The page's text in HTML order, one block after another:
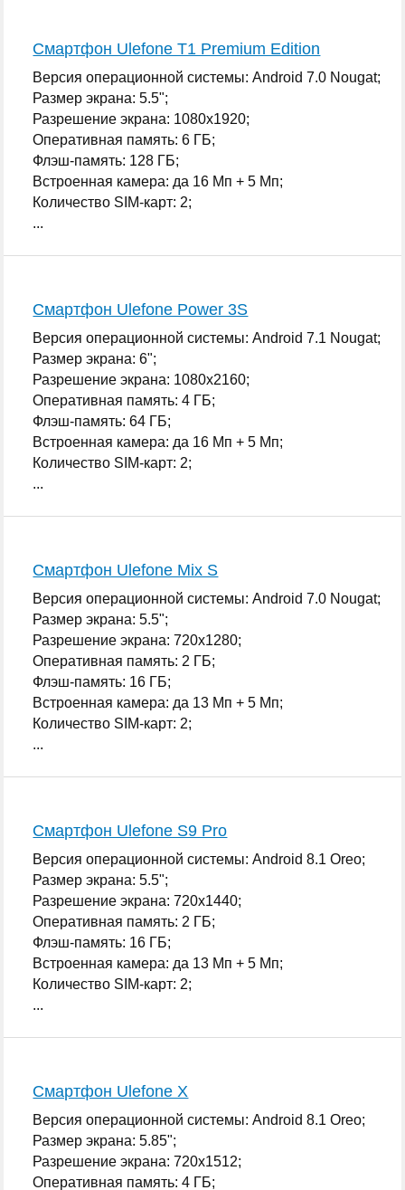
Смартфон Ulefone T1 Premium Edition
Версия операционной системы: Android 7.0 Nougat;
Размер экрана: 5.5";
Разрешение экрана: 1080x1920;
Оперативная память: 6 ГБ;
Флэш-память: 128 ГБ;
Встроенная камера: да 16 Мп + 5 Мп;
Количество SIM-карт: 2;
...
Смартфон Ulefone Power 3S
Версия операционной системы: Android 7.1 Nougat;
Размер экрана: 6";
Разрешение экрана: 1080x2160;
Оперативная память: 4 ГБ;
Флэш-память: 64 ГБ;
Встроенная камера: да 16 Мп + 5 Мп;
Количество SIM-карт: 2;
...
Смартфон Ulefone Mix S
Версия операционной системы: Android 7.0 Nougat;
Размер экрана: 5.5";
Разрешение экрана: 720x1280;
Оперативная память: 2 ГБ;
Флэш-память: 16 ГБ;
Встроенная камера: да 13 Мп + 5 Мп;
Количество SIM-карт: 2;
...
Смартфон Ulefone S9 Pro
Версия операционной системы: Android 8.1 Oreo;
Размер экрана: 5.5";
Разрешение экрана: 720x1440;
Оперативная память: 2 ГБ;
Флэш-память: 16 ГБ;
Встроенная камера: да 13 Мп + 5 Мп;
Количество SIM-карт: 2;
...
Смартфон Ulefone X
Версия операционной системы: Android 8.1 Oreo;
Размер экрана: 5.85";
Разрешение экрана: 720x1512;
Оперативная память: 4 ГБ;